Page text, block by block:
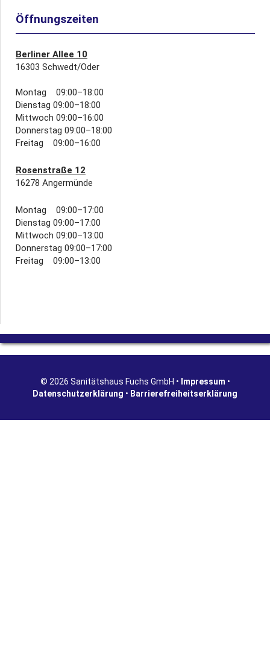
Öffnungszeiten
Berliner Allee 10
16303 Schwedt/Oder
Montag 09:00–18:00
Dienstag 09:00–18:00
Mittwoch 09:00–16:00
Donnerstag 09:00–18:00
Freitag 09:00–16:00
Rosenstraße 12
16278 Angermünde
Montag 09:00–17:00
Dienstag 09:00–17:00
Mittwoch 09:00–13:00
Donnerstag 09:00–17:00
Freitag 09:00–13:00
© 2026 Sanitätshaus Fuchs GmbH • Impressum •
Datenschutzerklärung • Barrierefreiheitserklärung